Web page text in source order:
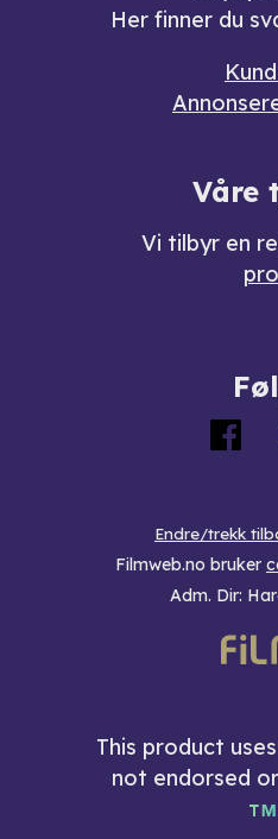
Her finner du
Våre
Vi tilbyr en
Endre/trekk
Filmweb.no bruker
Adm. Dir:
This product
not endorsed